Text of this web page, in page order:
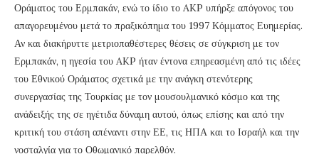
Οράματος του Ερμπακάν, ενώ το ίδιο το AKP υπήρξε απόγονος του
απαγορευμένου μετά το πραξικόπημα του 1997 Κόμματος Ευημερίας.
Αν και διακήρυττε μετριοπαθέστερες θέσεις σε σύγκριση με τον
Ερμπακάν, η ηγεσία του AKP ήταν έντονα επηρεασμένη από τις ιδέες
του Εθνικού Οράματος σχετικά με την ανάγκη στενότερης
συνεργασίας της Τουρκίας με τον μουσουλμανικό κόσμο και της
ανάδειξής της σε ηγέτιδα δύναμη αυτού, όπως επίσης και από την
κριτική του στάση απέναντι στην ΕΕ, τις ΗΠΑ και το Ισραήλ και την
νοσταλγία για το Οθωμανικό παρελθόν.